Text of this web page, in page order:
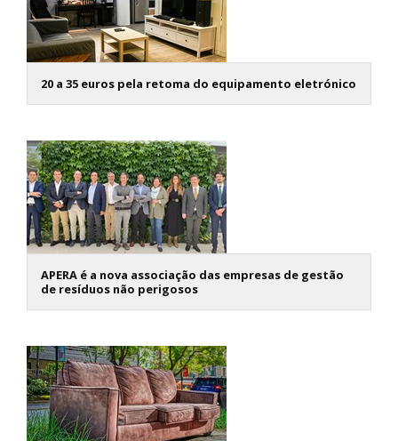
20 a 35 euros pela retoma do equipamento eletrónico
APERA é a nova associação das empresas de gestão
de resíduos não perigosos